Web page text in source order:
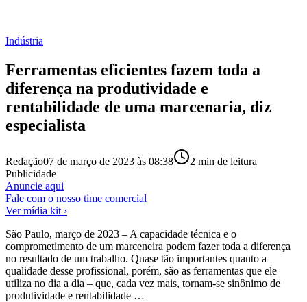
Indústria
Ferramentas eficientes fazem toda a
diferença na produtividade e
rentabilidade de uma marcenaria, diz
especialista
Redação07 de março de 2023 às 08:38 2 min de leitura
Publicidade
Anuncie aqui
Fale com o nosso time comercial
Ver mídia kit ›
São Paulo, março de 2023 – A capacidade técnica e o
comprometimento de um marceneira podem fazer toda a diferença
no resultado de um trabalho. Quase tão importantes quanto a
qualidade desse profissional, porém, são as ferramentas que ele
utiliza no dia a dia – que, cada vez mais, tornam-se sinônimo de
produtividade e rentabilidade …